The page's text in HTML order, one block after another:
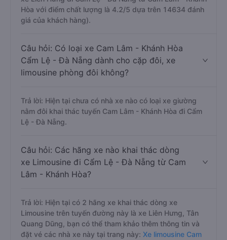
Hòa với điểm chất lượng là 4.2/5 dựa trên 14634 đánh
giá của khách hàng).
Câu hỏi: Có loại xe Cam Lâm - Khánh Hòa
Cẩm Lệ - Đà Nẵng dành cho cặp đôi, xe
limousine phòng đôi không?
Trả lời: Hiện tại chưa có nhà xe nào có loại xe giường
nằm đôi khai thác tuyến Cam Lâm - Khánh Hòa đi Cẩm
Lệ - Đà Nẵng.
Câu hỏi: Các hãng xe nào khai thác dòng
xe Limousine đi Cẩm Lệ - Đà Nẵng từ Cam
Lâm - Khánh Hòa?
Trả lời: Hiện tại có 2 hãng xe khai thác dòng xe
Limousine trên tuyến đường này là xe Liên Hưng, Tân
Quang Dũng, bạn có thể tham khảo thêm thông tin và
đặt vé các nhà xe này tại trang này: Xe limousine Cam